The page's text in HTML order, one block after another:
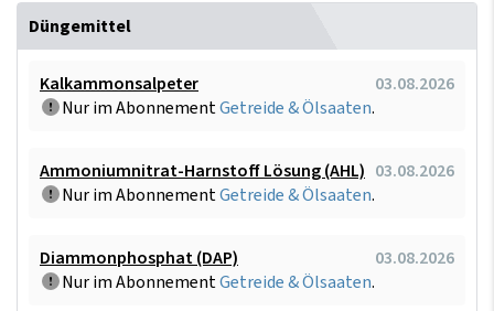
Düngemittel
Kalkammonsalpeter
03.08.2026
Nur im AbonnementGetreide & Ölsaaten.
Ammoniumnitrat-Harnstoff Lösung (AHL) 03.08.2026
Nur im AbonnementGetreide & Ölsaaten.
Diammonphosphat (DAP)
03.08.2026
Nur im AbonnementGetreide & Ölsaaten.